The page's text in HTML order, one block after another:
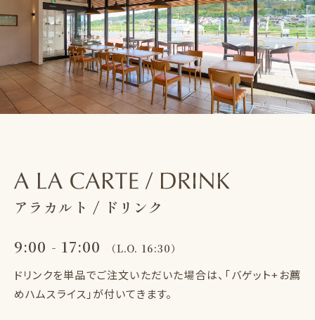
アラカルト / ドリンク
9:00 - 17:00
（L.O. 16:30）
ドリンクを単品でご注文いただいた場合は、「バゲット+お薦
めハムスライス」が付いてきます。